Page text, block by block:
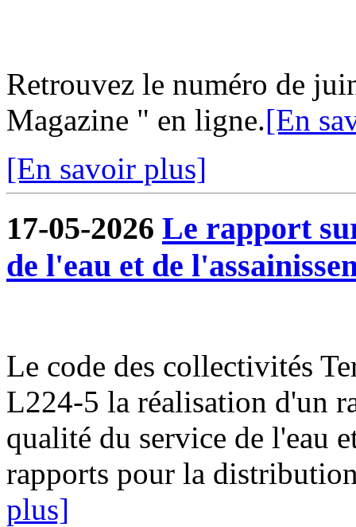
Retrouvez le numéro de
Magazine " en ligne.[En
[En savoir plus]
17-05-2026 Le rapport
de l'eau et de
Le code des collectivités
L224-5 la réalisation d'un
qualité du service de l'eau
rapports pour la
plus]